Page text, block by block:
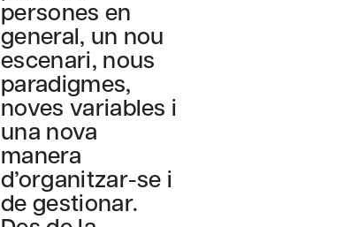
persones en
general, un nou
escenari, nous
paradigmes,
noves variables i
una nova
manera
d’organitzar-se i
de gestionar.